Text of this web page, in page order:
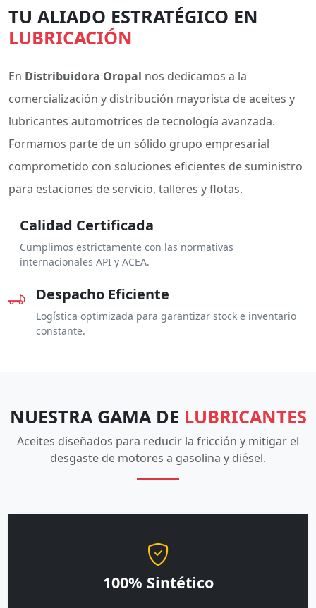
TU ALIADO ESTRATÉGICO EN
LUBRICACIÓN
En Distribuidora Oropal nos dedicamos a la
comercialización y distribución mayorista de aceites y
lubricantes automotrices de tecnología avanzada.
Formamos parte de un sólido grupo empresarial
comprometido con soluciones eficientes de suministro
para estaciones de servicio, talleres y flotas.
Calidad Certificada
Cumplimos estrictamente con las normativas
internacionales API y ACEA.
Despacho Eficiente
Logística optimizada para garantizar stock e inventario
constante.
NUESTRA GAMA DE LUBRICANTES
Aceites diseñados para reducir la fricción y mitigar el
desgaste de motores a gasolina y diésel.
100% Sintético